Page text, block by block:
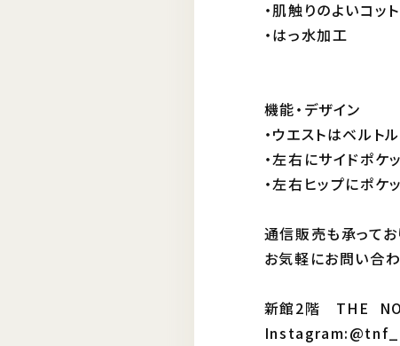
・肌触りのよいコ
・はっ水加工
機能・デザイン
・ウエストはベルト
・左右にサイドポケ
・左右ヒップにポケ
通信販売も承ってお
お気軽にお問い合わ
新館2階 THE